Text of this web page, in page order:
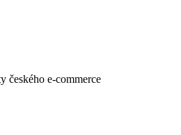
českého e-commerce